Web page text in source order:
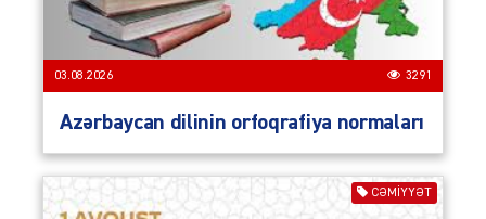
03.08.2026 3291
Azərbaycan dilinin orfoqrafiya normaları
CƏMIYYƏT